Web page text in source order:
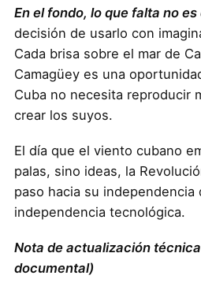
En el fondo, lo que falta no
decisión de usarlo con
Cada brisa sobre el mar de
Camagüey es una
Cuba no necesita reproducir
crear los suyos.
El día que el viento cubano
palas, sino ideas, la
paso hacia su independencia
independencia tecnológica.
Nota de actualización
documental)